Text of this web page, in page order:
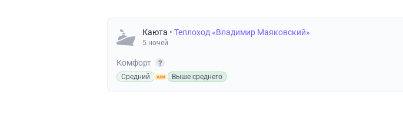
Каюта • Теплоход «Владимир Маяковский»
5 ночей
Комфорт
Средний Выше среднего